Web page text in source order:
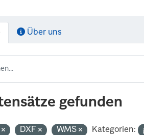
Über uns
gefunden
DXF WMS Kategorien: